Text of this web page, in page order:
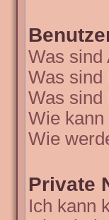
Was sind
Was sind
Was sind
Wie kann
Wie
Private
Ich kann